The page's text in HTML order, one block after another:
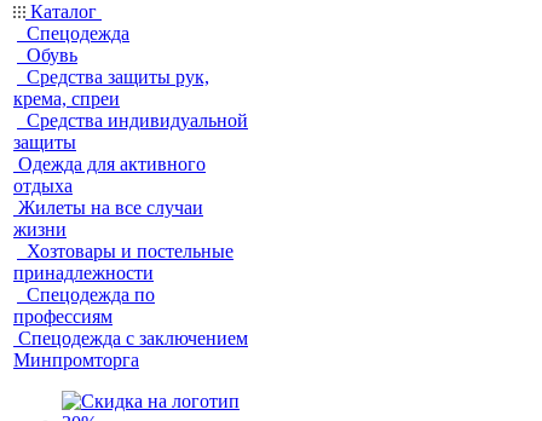
Каталог
Спецодежда
Обувь
Средства защиты рук,
крема, спреи
Средства индивидуальной
защиты
Одежда для активного
отдыха
Жилеты на все случаи
жизни
Хозтовары и постельные
принадлежности
Спецодежда по
профессиям
Спецодежда с заключением
Минпромторга